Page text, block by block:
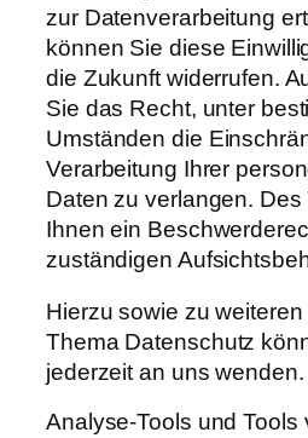
zur Datenverarbeitung
können Sie diese
die Zukunft widerrufen.
Sie das Recht, unter
Umständen die
Verarbeitung Ihrer
Daten zu verlangen.
Ihnen ein
zuständigen
Hierzu sowie zu
Thema Datenschutz
jederzeit an uns wenden.
Analyse-Tools und Tools